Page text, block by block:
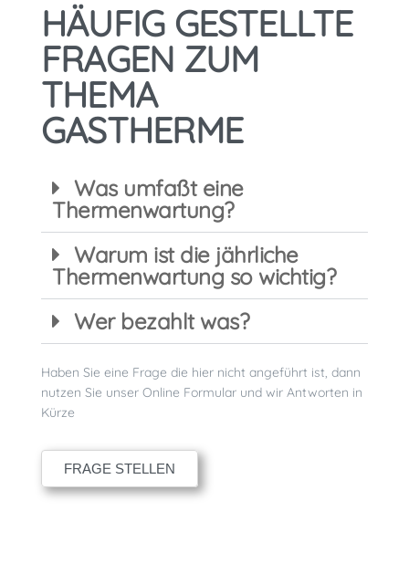
HÄUFIG GESTELLTE
FRAGEN ZUM
THEMA
GASTHERME
Was umfaßt eine
Thermenwartung?
Warum ist die jährliche
Thermenwartung so wichtig?
Wer bezahlt was?
Haben Sie eine Frage die hier nicht angeführt ist, dann
nutzen Sie unser Online Formular und wir Antworten in
Kürze
FRAGE STELLEN